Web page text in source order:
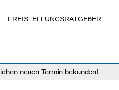
FREISTELLUNGSRATGEBER
neuen Termin bekunden!